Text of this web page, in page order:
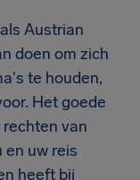
Austrian
doen om zich
te houden,
Het goede
van
uw reis
heeft bij